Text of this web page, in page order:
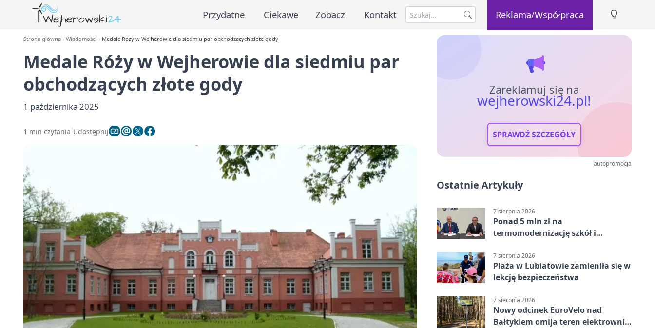
Przydatne Ciekawe Zobacz Kontakt Reklama/Współpraca
Strona główna Wiadomości Medale Róży w Wejherowie dla siedmiu par obchodzących złote gody
Medale Róży w Wejherowie dla siedmiu par
obchodzących złote gody
1 października 2025
1 min czytania Udostępnij
Zareklamuj się na
wejherowski24.pl!
SPRAWDŹ SZCZEGÓŁY
autopromocja
Ostatnie Artykuły
7 sierpnia 2026
Ponad 5 mln zł na
termomodernizację szkół i
7 sierpnia 2026
Plaża w Lubiatowie zamieniła się w
lekcję bezpieczeństwa
7 sierpnia 2026
Nowy odcinek EuroVelo nad
Bałtykiem omija teren elektrowni